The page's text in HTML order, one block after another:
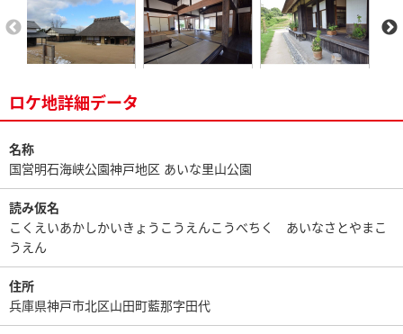
ロケ地詳細データ
名称
国営明石海峡公園神戸地区 あいな里山公園
読み仮名
こくえいあかしかいきょうこうえんこうべちく あいなさとやまこ
うえん
住所
兵庫県神戸市北区山田町藍那字田代